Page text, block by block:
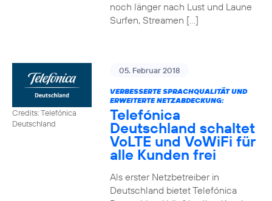
noch länger nach Lust und Laune
Surfen, Streamen […]
Credits: Telefónica
Deutschland
05. Februar 2018
VERBESSERTE SPRACHQUALITÄT UND
ERWEITERTE NETZABDECKUNG:
Telefónica
Deutschland schaltet
VoLTE und VoWiFi für
alle Kunden frei
Als erster Netzbetreiber in
Deutschland bietet Telefónica